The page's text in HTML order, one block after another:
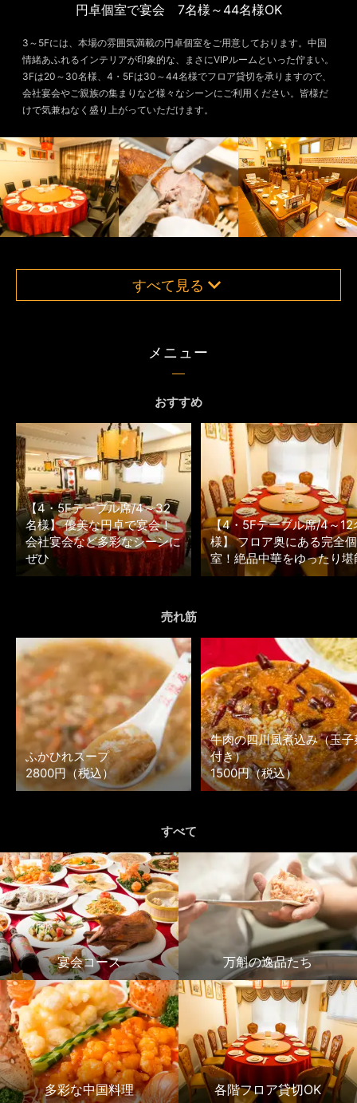
円卓個室で宴会 7名様～44名様OK
3～5Fには、本場の雰囲気満載の円卓個室をご用意しております。中国
情緒あふれるインテリアが印象的な、まさにVIPルームといった佇まい。
3Fは20～30名様、4・5Fは30～44名様でフロア貸切を承りますので、
会社宴会やご親族の集まりなど様々なシーンにご利用ください。皆様だ
けで気兼ねなく盛り上がっていただけます。
すべて見る
メニュー
おすすめ
【4・5Fテーブル席/4～32
名様】 優美な円卓で宴会！
会社宴会など多彩なシーンに
ぜひ
【4・5Fテーブル席/4～12
様】 フロア奥にある完全個
室！絶品中華をゆったり堪
売れ筋
ふかひれスープ
2800円（税込）
牛肉の四川風煮込み（玉子
付き）
1500円（税込）
すべて
宴会コース 万斛の逸品たち
多彩な中国料理 各階フロア貸切OK